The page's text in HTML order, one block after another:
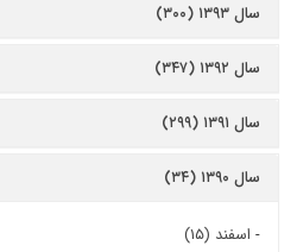
سال ۱۳۹۳ (۳۰۰)
سال ۱۳۹۲ (۳۴۷)
سال ۱۳۹۱ (۲۹۹)
سال ۱۳۹۰ (۳۴)
- اسفند (۱۵)